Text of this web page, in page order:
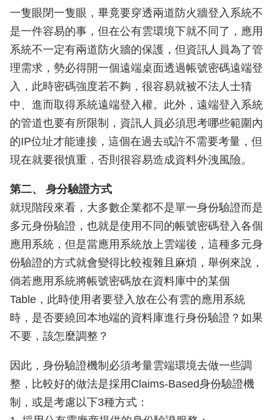
一隻眼閉一隻眼，畢竟要穿透兩道防火牆登入系統不
是一件容易的事，但在公有雲環境下就不同了，應用
系統不一定有兩道防火牆的保護，但資訊人員為了管
理需求，勢必得開一個遠端桌面透過帳號密碼遠端登
入，此時密碼強度若不夠，很容易就被不法人士猜
中、進而取得系統遠端登入權。此外，遠端登入系統
的管道也要有所限制，資訊人員必須思考哪些範圍內
的IP位址才能連接，這個在過去或許不需要考量，但
現在就要很慎重，否則很容易造成資料外洩風險。
第二、 身分驗證方式
就現階段來看，大多數企業都不是單一身份驗證而是
多元身份驗證，也就是使用不同的帳號密碼登入各個
應用系統，但是當應用系統放上雲端後，這種多元身
份驗證的方式就會變得比較複雜且麻煩，舉例來說，
倘若應用系統將帳號密碼放在資料庫中的某個
Table，此時使用者要登入放在公有雲的應用系統
時，是否要繞回本地端的資料庫進行身份驗證？如果
不要，該怎麼調整？
因此，身份驗證機制必須考量雲端環境去做一些調
整，比較好的做法是採用Claims-Based身份驗證機
制，或是考慮以下3種方式：